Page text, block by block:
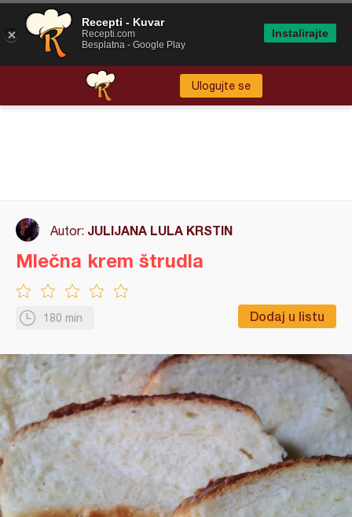
Ulogujte se
Autor: JULIJANA LULA KRSTIN
180 min Dodaj u listu
Mlečna krem štrudla
Recepti - Kuvar
Recepti.com
Besplatna - Google Play
Instalirajte